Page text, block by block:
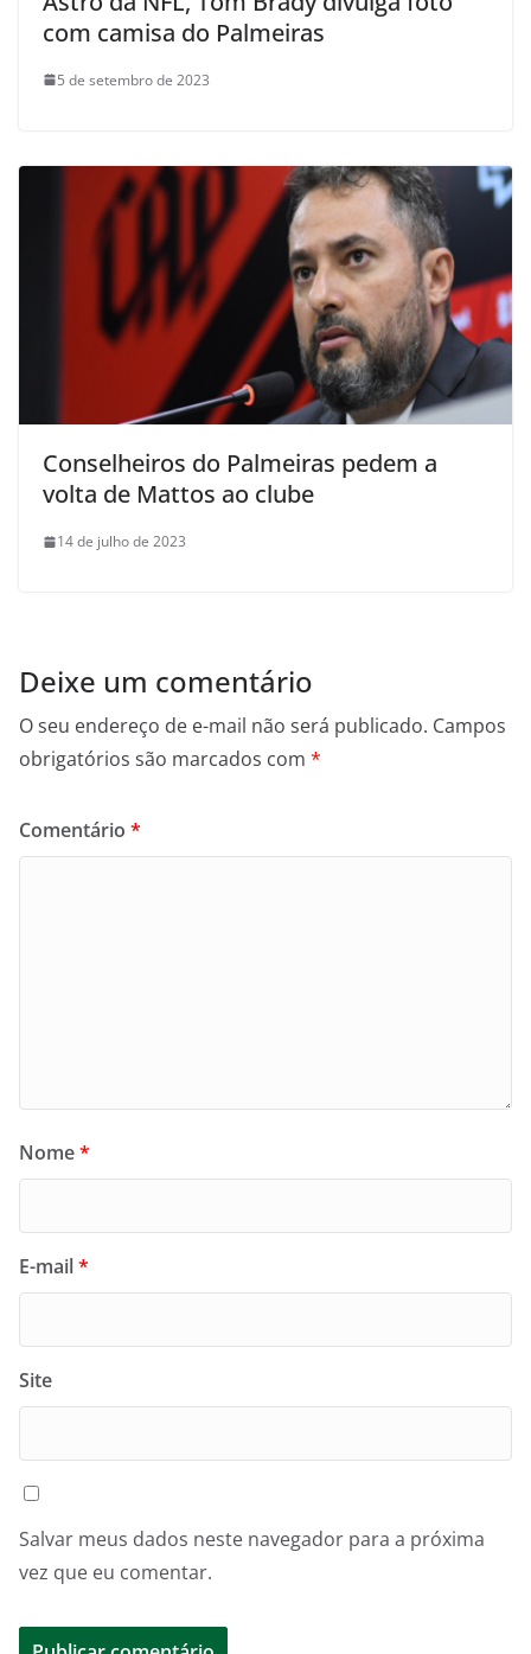
com camisa do Palmeiras
5 de setembro de 2023
Conselheiros do Palmeiras pedem a
volta de Mattos ao clube
14 de julho de 2023
Deixe um comentário
O seu endereço de e-mail não será publicado. Campos
obrigatórios são marcados com *
Comentário *
Nome*
E-mail*
Site
Salvar meus dados neste navegador para a próxima
vez que eu comentar.